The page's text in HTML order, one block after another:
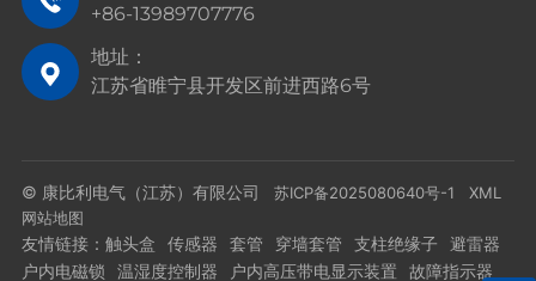
+86-13989707776
地址：
江苏省睢宁县开发区前进西路6号
© 康比利电气（江苏）有限公司 苏ICP备2025080640号-1
XML
网站地图
友情链接： 触头盒 传感器 套管 穿墙套管 支柱绝缘子
避雷器
户内电磁锁
温湿度控制器 户内高压带电显示装置 故障指示器